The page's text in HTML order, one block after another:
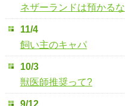
ネザーランドは預かるな
11/4
飼い主のキャパ
10/3
獣医師推奨って?
9/12